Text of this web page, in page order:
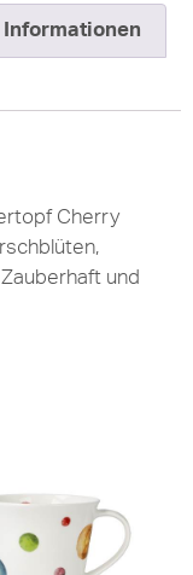
Cherry
und